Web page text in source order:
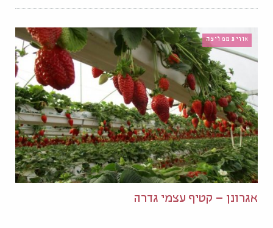
אורית ממליצה
אגרונן – קטיף עצמי גדרה